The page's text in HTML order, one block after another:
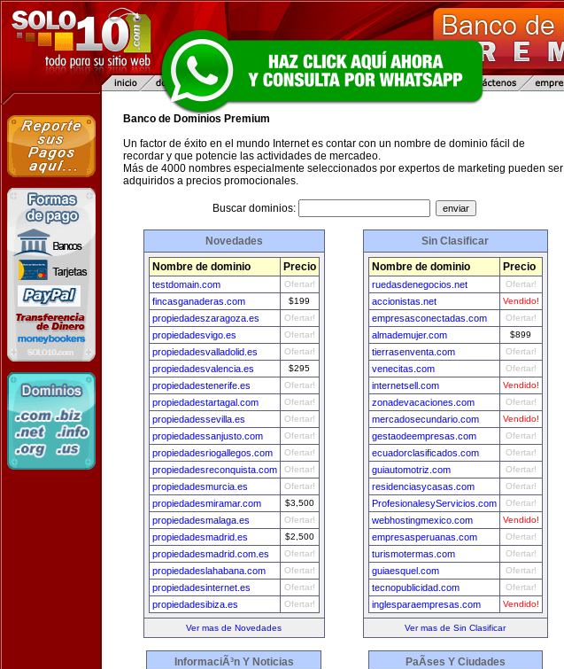
Banco de Dominios Premium
Un factor de éxito en el mundo Internet es contar con un nombre de dominio fácil de
recordar y que potencie las actividades de mercadeo.
Más de 4000 nombres especialmente seleccionados por expertos de marketing pueden ser
adquiridos a precios promocionales.
Buscar dominios:
Novedades
Nombre de dominio Precio
testdomain.com Ofertar!
fincasganaderas.com $199
propiedadeszaragoza.es Ofertar!
propiedadesvigo.es Ofertar!
propiedadesvalladolid.es Ofertar!
propiedadesvalencia.es $295
propiedadestenerife.es Ofertar!
propiedadestartagal.com Ofertar!
propiedadessevilla.es Ofertar!
propiedadessanjusto.com Ofertar!
propiedadesriogallegos.com Ofertar!
propiedadesreconquista.com Ofertar!
propiedadesmurcia.es Ofertar!
propiedadesmiramar.com $3,500
propiedadesmalaga.es Ofertar!
propiedadesmadrid.es $2,500
propiedadesmadrid.com.es Ofertar!
propiedadeslahabana.com Ofertar!
propiedadesinternet.es Ofertar!
propiedadesibiza.es Ofertar!
Ver mas de Novedades
Sin Clasificar
Nombre de dominio Precio
ruedasdenegocios.net Ofertar!
accionistas.net Vendido!
empresasconectadas.com Ofertar!
almademujer.com $899
tierrasenventa.com Ofertar!
venecitas.com Ofertar!
internetsell.com Vendido!
zonadevacaciones.com Ofertar!
mercadosecundario.com Vendido!
gestaodeempresas.com Ofertar!
ecuadorclasificados.com Ofertar!
guiautomotriz.com Ofertar!
residenciasycasas.com Ofertar!
ProfesionalesyServicios.com Ofertar!
webhostingmexico.com Vendido!
empresasperuanas.com Ofertar!
turismotermas.com Ofertar!
guiaesquel.com Ofertar!
tecnopublicidad.com Ofertar!
inglesparaempresas.com Vendido!
Ver mas de Sin Clasificar
InformaciÃ³n Y Noticias PaÃ­ses Y Ciudades